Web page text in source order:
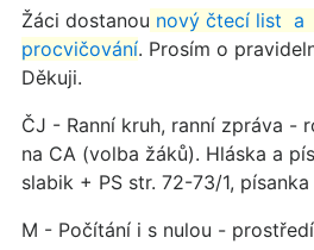
Žáci dostanou nový čtecí list a
procvičování. Prosím o
Děkuji.
ČJ - Ranní kruh, ranní zpráva -
na CA (volba žáků). Hláska a
slabik + PS str. 72-73/1,
M - Počítání i s nulou -